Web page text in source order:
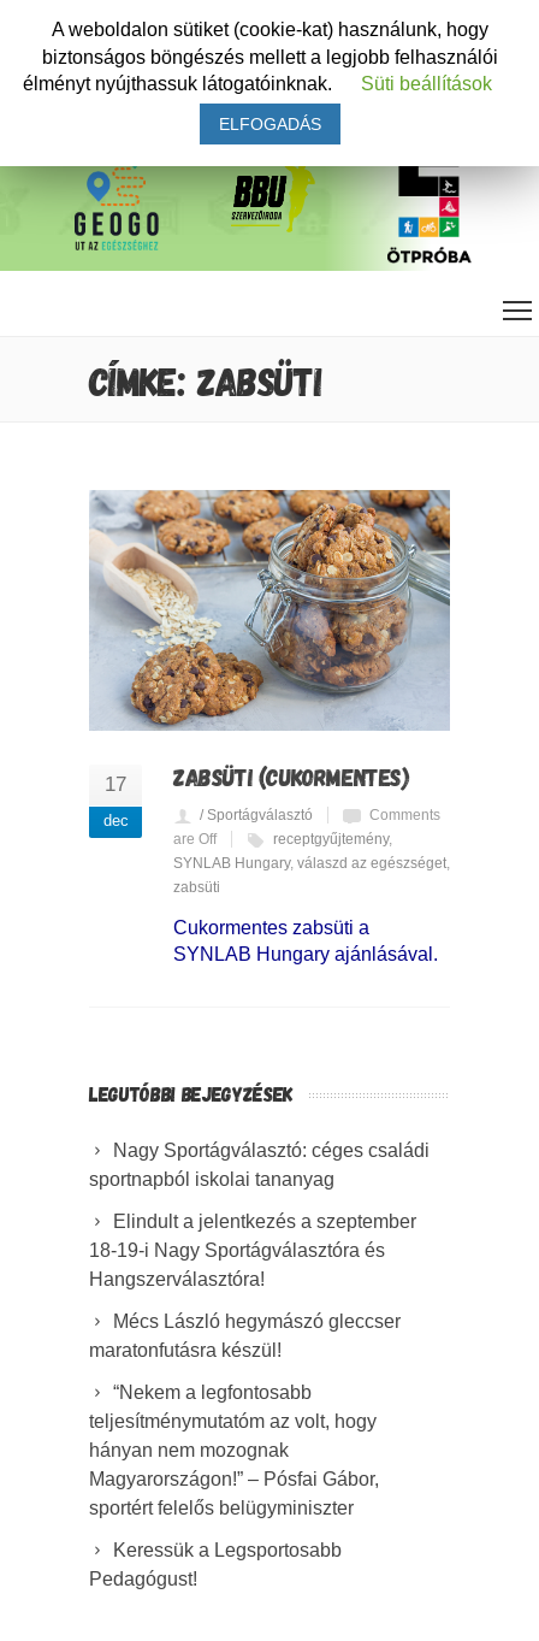
CÍMKE: ZABSÜTI
17
dec
ZABSÜTI (CUKORMENTES)
/ Sportágválasztó
Comments
are Off
receptgyűjtemény,
SYNLAB Hungary, válaszd az egészséget,
zabsüti
Cukormentes zabsüti a
SYNLAB Hungary ajánlásával.
LEGUTÓBBI BEJEGYZÉSEK
Nagy Sportágválasztó: céges családi
sportnapból iskolai tananyag
Elindult a jelentkezés a szeptember
18-19-i Nagy Sportágválasztóra és
Hangszerválasztóra!
Mécs László hegymászó gleccser
maratonfutásra készül!
“Nekem a legfontosabb
teljesítménymutatóm az volt, hogy
hányan nem mozognak
Magyarországon!” – Pósfai Gábor,
sportért felelős belügyminiszter
Keressük a Legsportosabb
Pedagógust!
A weboldalon sütiket (cookie-kat) használunk, hogy
biztonságos böngészés mellett a legjobb felhasználói
élményt nyújthassuk látogatóinknak.
Süti beállítások
ELFOGADÁS